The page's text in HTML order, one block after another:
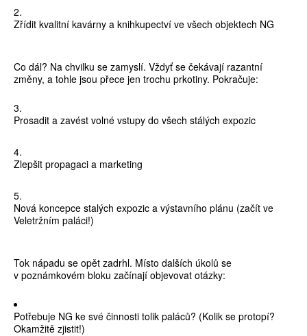
Zřídit kvalitní kavárny a knihkupectví ve všech objektech NG
Co dál? Na chvilku se zamyslí. Vždyť se čekávají razantní
změny, a tohle jsou přece jen trochu prkotiny. Pokračuje:
Prosadit a zavést volné vstupy do všech stálých expozic
Zlepšit propagaci a marketing
Nová koncepce stalých expozic a výstavního plánu (začít ve
Veletržním paláci!)
Tok nápadu se opět zadrhl. Místo dalších úkolů se
v poznámkovém bloku začínají objevovat otázky:
Potřebuje NG ke své činnosti tolik paláců? (Kolik se protopí?
Okamžitě zjistit!)